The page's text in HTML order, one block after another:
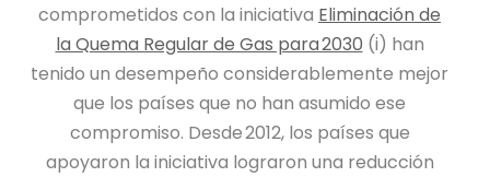
comprometidos con la iniciativa Eliminación de
la Quema Regular de Gas para 2030 (i) han
tenido un desempeño considerablemente mejor
que los países que no han asumido ese
compromiso. Desde 2012, los países que
apoyaron la iniciativa lograron una reducción